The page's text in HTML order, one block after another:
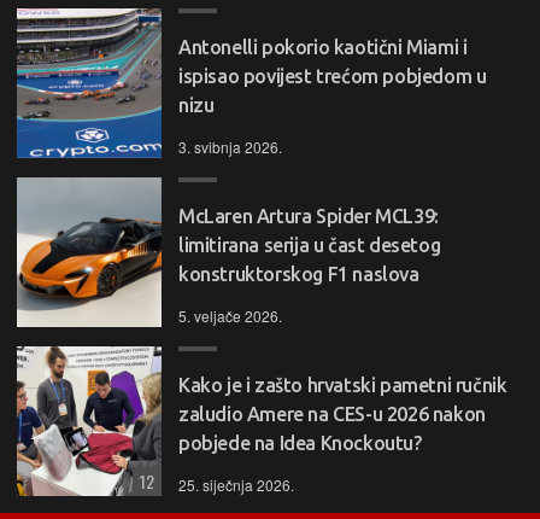
Antonelli pokorio kaotični Miami i
ispisao povijest trećom pobjedom u
nizu
3. svibnja 2026.
McLaren Artura Spider MCL39:
limitirana serija u čast desetog
konstruktorskog F1 naslova
5. veljače 2026.
Kako je i zašto hrvatski pametni ručnik
zaludio Amere na CES-u 2026 nakon
pobjede na Idea Knockoutu?
25. siječnja 2026.
12